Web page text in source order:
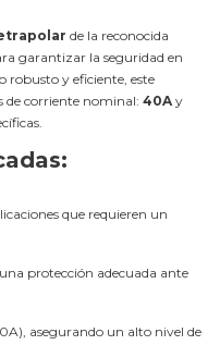
de la reconocida
garantizar la seguridad en
robusto y eficiente, este
de corriente nominal: 40A y
que requieren un
protección adecuada ante
asegurando un alto nivel de